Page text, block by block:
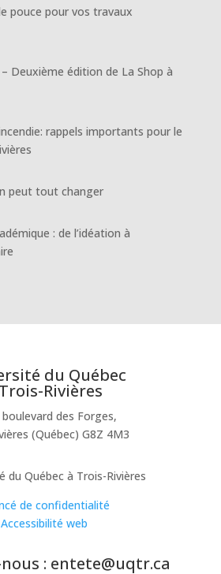
pouce pour vos travaux
Deuxième édition de La Shop à
rappels importants pour le
peut tout changer
: de l’idéation à
du Québec
Rivières
des Forges,
(Québec) G8Z 4M3
du Québec à Trois-Rivières
de confidentialité
Accessibilité web
: entete@uqtr.ca